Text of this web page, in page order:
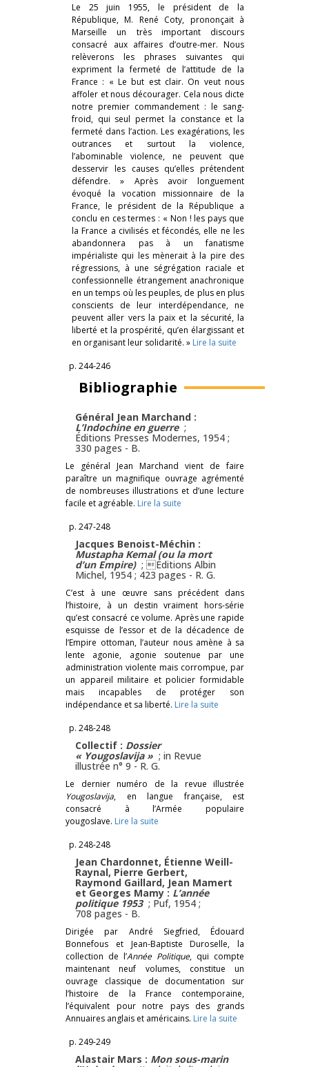
Le 25 juin 1955, le président de la
République, M. René Coty, prononçait à
Marseille un très important discours
consacré aux affaires d’outre-mer. Nous
relèverons les phrases suivantes qui
expriment la fermeté de l’attitude de la
France : « Le but est clair. On veut nous
affoler et nous décourager. Cela nous dicte
notre premier commandement : le sang-
froid, qui seul permet la constance et la
fermeté dans l’action. Les exagérations, les
outrances et surtout la violence,
l’abominable violence, ne peuvent que
desservir les causes qu’elles prétendent
défendre. » Après avoir longuement
évoqué la vocation missionnaire de la
France, le président de la République a
conclu en ces termes : « Non ! les pays que
la France a civilisés et fécondés, elle ne les
abandonnera pas à un fanatisme
impérialiste qui les mènerait à la pire des
régressions, à une ségrégation raciale et
confessionnelle étrangement anachronique
en un temps où les peuples, de plus en plus
conscients de leur interdépendance, ne
peuvent aller vers la paix et la sécurité, la
liberté et la prospérité, qu’en élargissant et
en organisant leur solidarité. » Lire la suite
p. 244-246
Bibliographie
Général Jean Marchand :
L’Indochine en guerre ;
Éditions Presses Modernes, 1954 ;
330 pages - B.
Le général Jean Marchand vient de faire
paraître un magnifique ouvrage agrémenté
de nombreuses illustrations et d’une lecture
facile et agréable. Lire la suite
p. 247-248
Jacques Benoist-Méchin :
Mustapha Kemal (ou la mort
d’un Empire) ; Éditions Albin
Michel, 1954 ; 423 pages - R. G.
C’est à une œuvre sans précédent dans
l’histoire, à un destin vraiment hors-série
qu’est consacré ce volume. Après une rapide
esquisse de l’essor et de la décadence de
l’Empire ottoman, l’auteur nous amène à sa
lente agonie, agonie soutenue par une
administration violente mais corrompue, par
un appareil militaire et policier formidable
mais incapables de protéger son
indépendance et sa liberté. Lire la suite
p. 248-248
Collectif : Dossier
« Yougoslavija » ; in Revue
illustrée n° 9 - R. G.
Le dernier numéro de la revue illustrée
Yougoslavija, en langue française, est
consacré à l’Armée populaire
yougoslave. Lire la suite
p. 248-248
Jean Chardonnet, Étienne Weill-
Raynal, Pierre Gerbert,
Raymond Gaillard, Jean Mamert
et Georges Mamy : L’année
politique 1953 ; Puf, 1954 ;
708 pages - B.
Dirigée par André Siegfried, Édouard
Bonnefous et Jean-Baptiste Duroselle, la
collection de l’Année Politique, qui compte
maintenant neuf volumes, constitue un
ouvrage classique de documentation sur
l’histoire de la France contemporaine,
l’équivalent pour notre pays des grands
Annuaires anglais et américains. Lire la suite
p. 249-249
Alastair Mars : Mon sous-marin